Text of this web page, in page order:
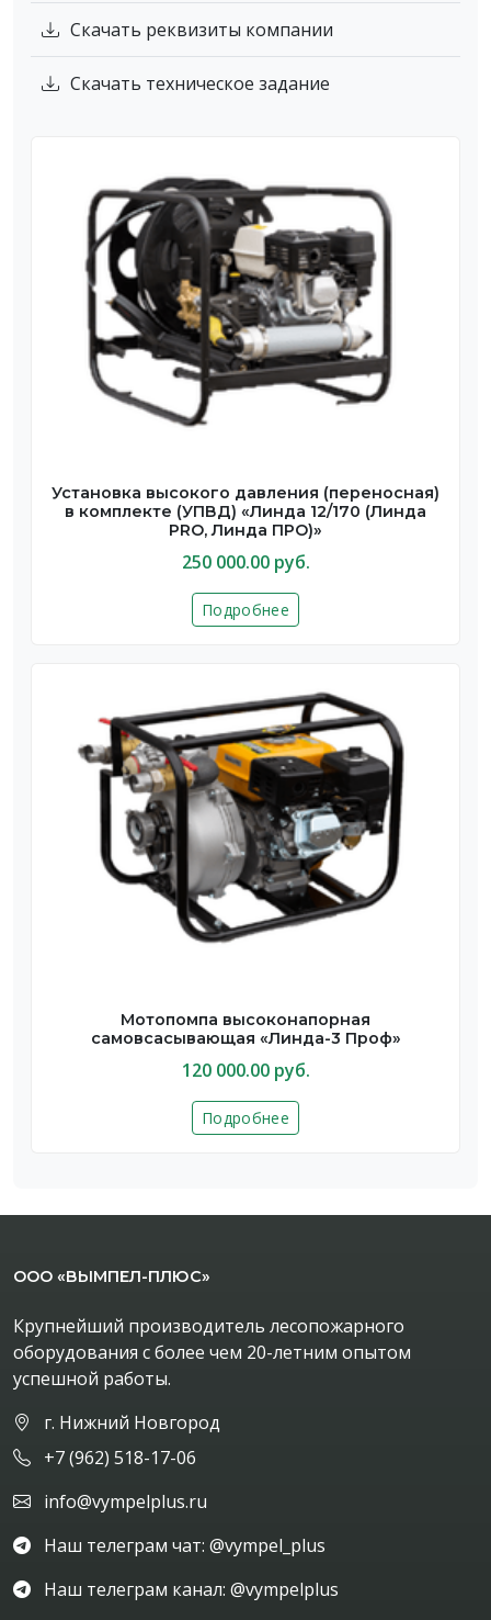
Скачать реквизиты компании
Скачать техническое задание
Установка высокого давления (переносная)
в комплекте (УПВД) «Линда 12/170 (Линда
PRO, Линда ПРО)»
250 000.00 руб.
Подробнее
Мотопомпа высоконапорная
самовсасывающая «Линда-3 Проф»
120 000.00 руб.
Подробнее
ООО «ВЫМПЕЛ-ПЛЮС»
Крупнейший производитель лесопожарного
оборудования с более чем 20-летним опытом
успешной работы.
г. Нижний Новгород
+7 (962) 518-17-06
info@vympelplus.ru
Наш телеграм чат: @vympel_plus
Наш телеграм канал: @vympelplus